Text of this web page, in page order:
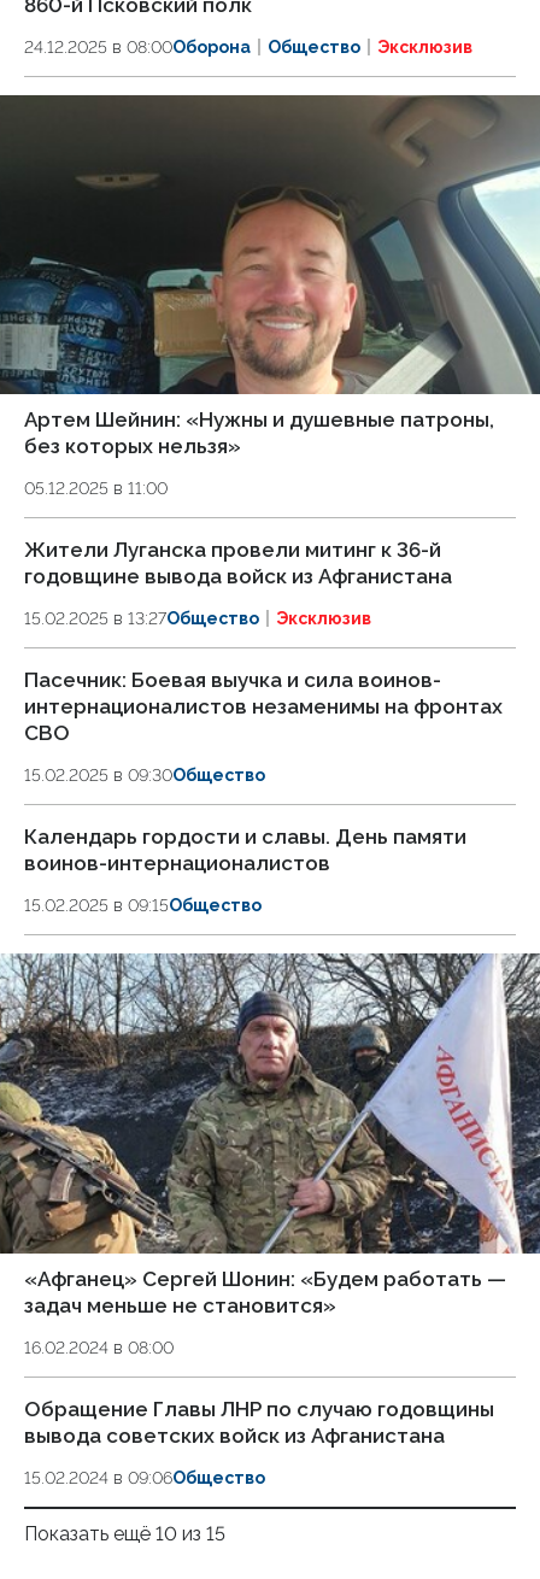
24.12.2025 в 08:00Оборона Общество Эксклюзив
Артем Шейнин: «Нужны и душевные патроны,
без которых нельзя»
05.12.2025 в 11:00
Жители Луганска провели митинг к 36-й
годовщине вывода войск из Афганистана
15.02.2025 в 13:27Общество Эксклюзив
Пасечник: Боевая выучка и сила воинов-
интернационалистов незаменимы на фронтах
СВО
15.02.2025 в 09:30Общество
Календарь гордости и славы. День памяти
воинов-интернационалистов
15.02.2025 в 09:15Общество
«Афганец» Сергей Шонин: «Будем работать —
задач меньше не становится»
16.02.2024 в 08:00
Обращение Главы ЛНР по случаю годовщины
вывода советских войск из Афганистана
15.02.2024 в 09:06Общество
Показать ещё 10 из 15